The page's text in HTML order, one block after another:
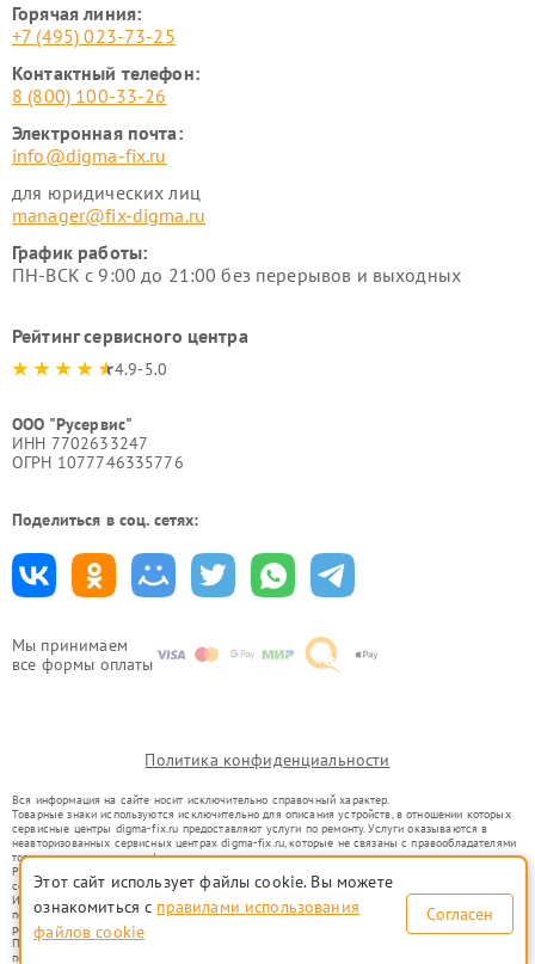
Мы принимаем
все формы оплаты
Горячая линия:
+7 (495) 023-73-25
Контактный телефон:
8 (800) 100-33-26
Электронная почта:
info@digma-fix.ru
для юридических лиц
manager@fix-digma.ru
График работы:
ПН-ВСК с 9:00 до 21:00 без перерывов и выходных
Рейтинг сервисного центра
4.9-5.0
ООО "Русервис"
ИНН 7702633247
ОГРН 1077746335776
Поделиться в соц. сетях:
Политика конфиденциальности
Вся информация на сайте носит исключительно справочный характер.
Товарные знаки используются исключительно для описания устройств, в отношении которых
сервисные центры digma-fix.ru предоставляют услуги по ремонту. Услуги оказываются в
неавторизованных сервисных центрах digma-fix.ru, которые не связаны с правообладателями
товарных знаков или их официальными представителями.
Ремонт осуществляется для устройств, уже введенных в гражданский оборот в соответствии
со статьей 1487 ГК РФ.
Использование товарных знаков не преследует цели индивидуализации услуг или введения
потребителей в заблуждение, а служит для информирования о предоставляемых услугах по
ремонту техники указанных брендов.
Представленная на сайте информация не является публичной офертой, определяемой
положениями Статьи 437(2) Гражданского кодекса РФ
Этот сайт использует файлы cookie. Вы можете
ознакомиться с правилами использования
файлов cookie
Согласен